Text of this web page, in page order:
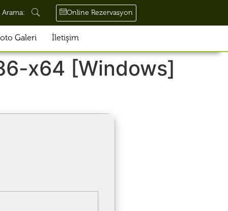
Arama: Online Rezervasyon
Galeri İletişim
x64 [Windows]